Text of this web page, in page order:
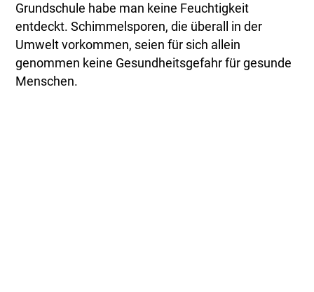
Grundschule habe man keine Feuchtigkeit
entdeckt. Schimmelsporen, die überall in der
Umwelt vorkommen, seien für sich allein
genommen keine Gesundheitsgefahr für gesunde
Menschen.